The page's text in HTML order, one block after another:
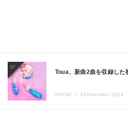
07
Toua、新曲2曲を収録した
MUSIC ・ 13.November.2024